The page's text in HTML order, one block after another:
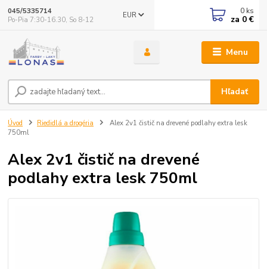
Menu
EUR
Hľadať
045/5335714
Po-Pia 7:30-16.30, So 8-12
0 ks
za 0 €
Úvod Riedidlá a drogéria
Alex 2v1 čistič na drevené podlahy extra lesk
750ml
Alex 2v1 čistič na drevené
podlahy extra lesk 750ml